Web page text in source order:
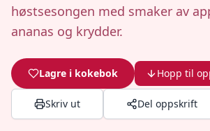
høstsesongen med smaker av
ananas og krydder.
Lagre i kokebok Hopp til
Skriv ut Del oppskrift